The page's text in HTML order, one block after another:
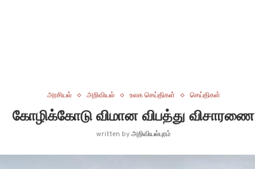
அரசியல் அறிவியல் உலக செய்திகள் செய்திகள்
கோழிக்கோடு விமான விபத்து விசாரணை
written byஅறிவியல்புரம்